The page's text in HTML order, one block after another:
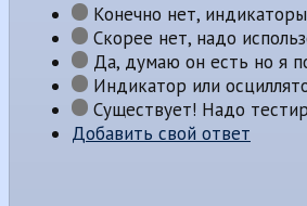
Конечно нет,
Скорее нет, надо
Да, думаю он есть но я
Индикатор или
Существует! Надо
Добавить свой ответ